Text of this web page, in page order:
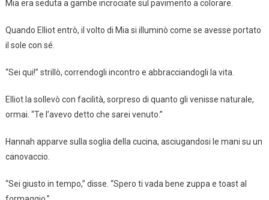
Mia era seduta a gambe incrociate sul pavimento a colorare.
Quando Elliot entrò, il volto di Mia si illuminò come se avesse portato
il sole con sé.
“Sei qui!” strillò, correndogli incontro e abbracciandogli la vita.
Elliot la sollevò con facilità, sorpreso di quanto gli venisse naturale,
ormai. “Te l’avevo detto che sarei venuto.”
Hannah apparve sulla soglia della cucina, asciugandosi le mani su un
canovaccio.
“Sei giusto in tempo,” disse. “Spero ti vada bene zuppa e toast al